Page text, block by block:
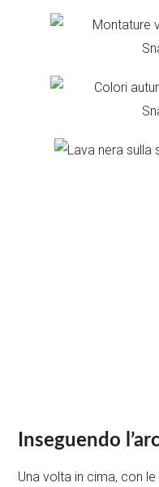
Inseguendo
Una volta in cima, con